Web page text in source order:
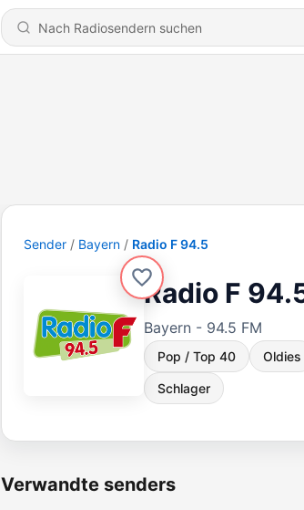
Sender Bayern Radio F 94.5
Radio F
Bayern - 94.5 FM
Pop / Top 40 Oldies
Schlager
Verwandte senders